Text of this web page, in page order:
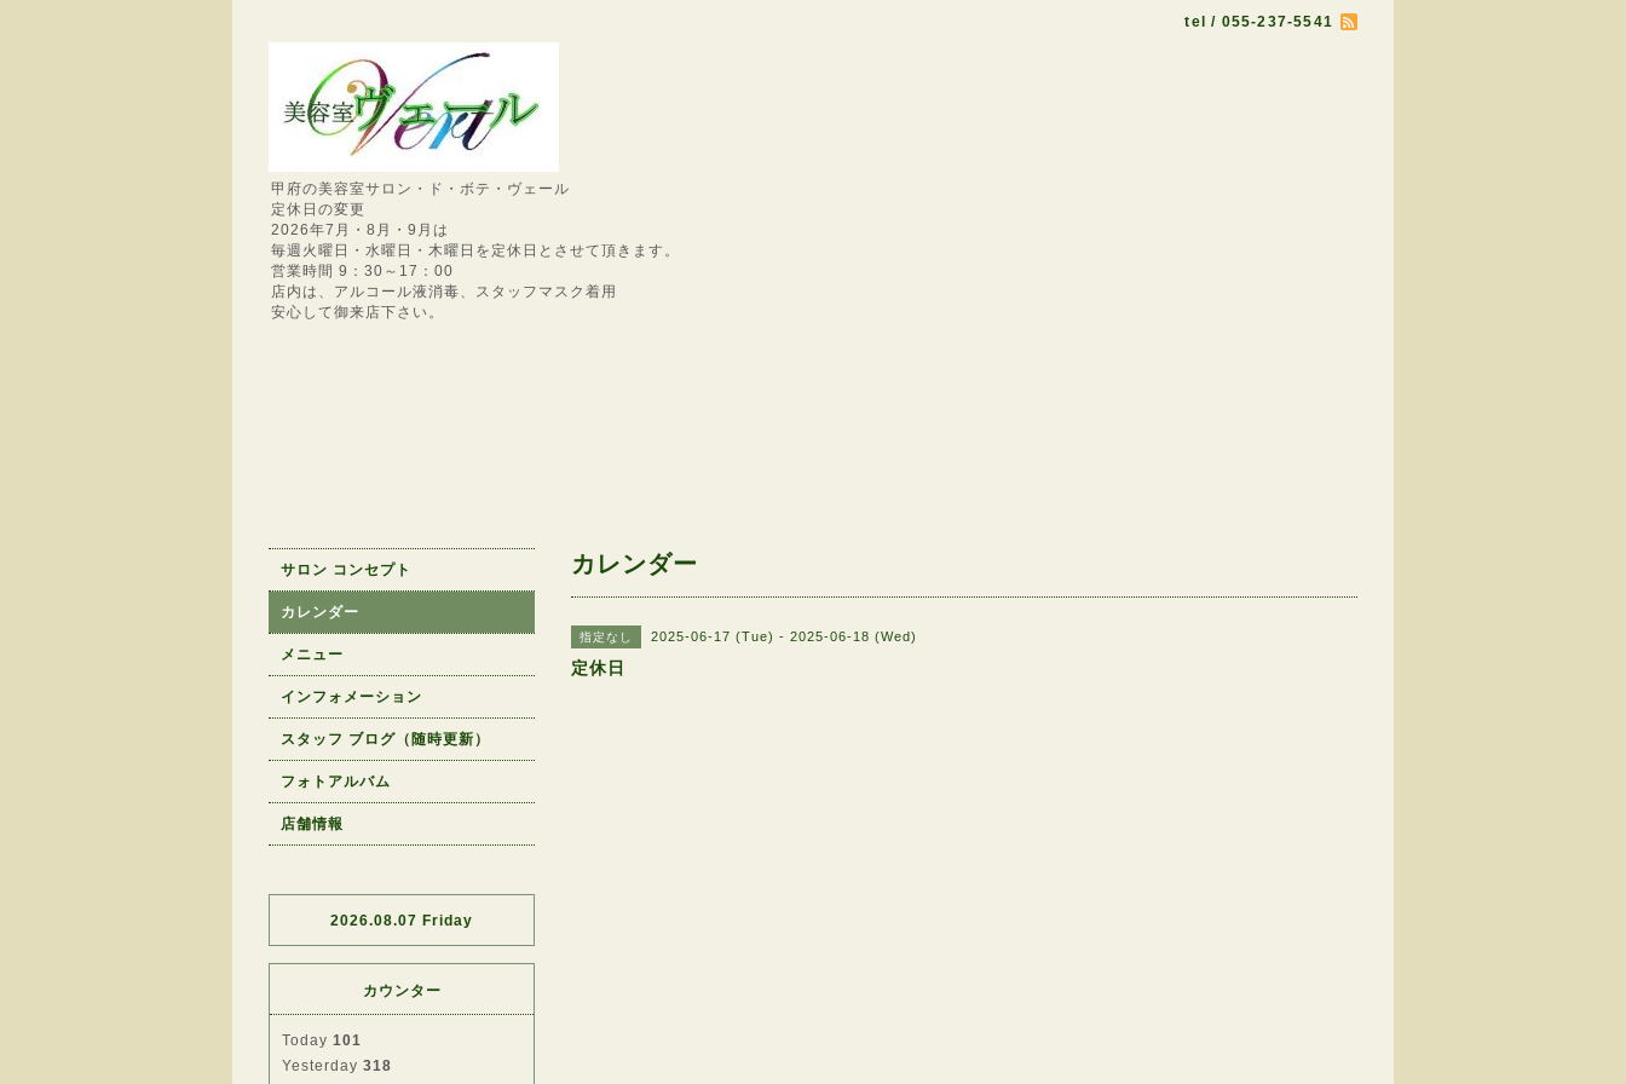
tel / 055-237-5541
甲府の美容室サロン・ド・ボテ・ヴェール
定休日の変更
2026年7月・8月・9月は
毎週火曜日・水曜日・木曜日を定休日とさせて頂きます。
営業時間 9：30～17：00
店内は、アルコール液消毒、スタッフマスク着用
安心して御来店下さい。
カレンダー
指定なし 2025-06-17 (Tue) - 2025-06-18 (Wed)
定休日
サロン コンセプト
カレンダー
メニュー
インフォメーション
スタッフ ブログ（随時更新）
フォトアルバム
店舗情報
2026.08.07 Friday
カウンター
Today 101
Yesterday 318